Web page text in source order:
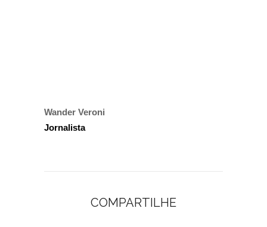
Wander Veroni
Jornalista
COMPARTILHE